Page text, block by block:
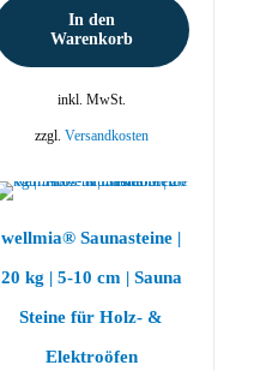
In den
Warenkorb
inkl. MwSt.
zzgl. Versandkosten
wellmia® Saunasteine |
20 kg | 5-10 cm | Sauna
Steine für Holz- &
Elektroöfen